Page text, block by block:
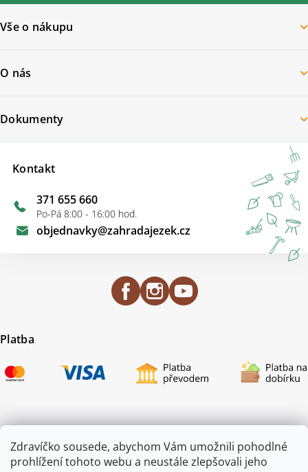
Zdravíčko sousede, abychom Vám umožnili pohodlné
prohlížení tohoto webu a neustále zlepšovali jeho
Vše o nákupu
O nás
Kontakt
objednavky@zahradajezek.cz
371 655 660
Po-Pá 8:00 - 16:00 hod.
Dokumenty
Platba
Certifikace